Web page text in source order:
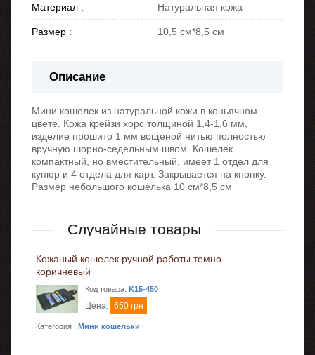
Материал : Натуральная кожа
Размер : 10,5 см*8,5 см
Описание
Мини кошелек из натуральной кожи в коньячном
цвете. Кожа крейзи хорс толщиной 1,4-1,6 мм,
изделие прошито 1 мм вощеной нитью полностью
вручную шорно-седельным швом. Кошелек
компактный, но вместительный, имеет 1 отдел для
купюр и 4 отдела для карт. Закрывается на кнопку.
Размер небольшого кошелька 10 см*8,5 см
Случайные товары
Кожаный кошелек ручной работы темно-
коричневый
Код товара: K15-450
Цена: 650 грн
Категория : Мини кошельки